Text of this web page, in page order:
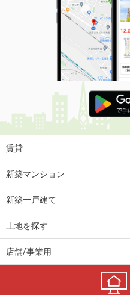
賃貸
新築マンション
新築一戸建て
土地を探す
店舗/事業用